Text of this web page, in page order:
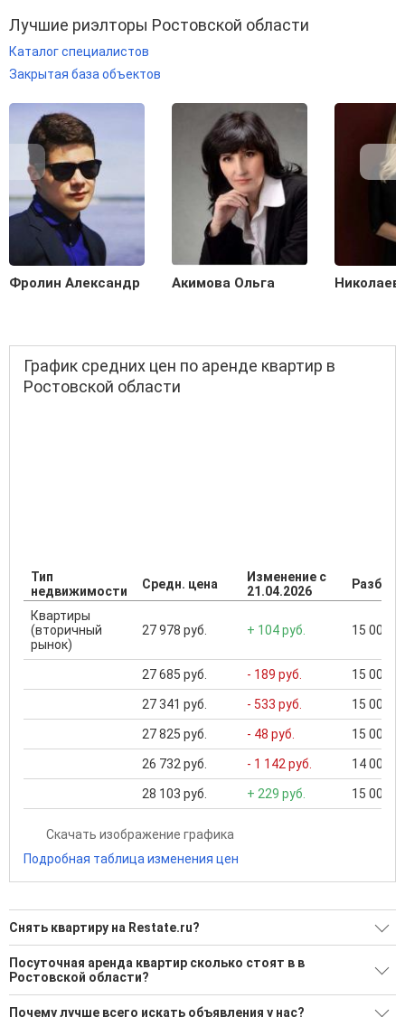
Лучшие риэлторы Ростовской области
Каталог специалистов
Закрытая база объектов
Фролин Александр Акимова Ольга
График средних цен по аренде квартир в
Ростовской области
Тип
недвижимости
Средн. цена
Изменение с
21.04.2026
Квартиры
(вторичный
рынок)
27 978 руб. + 104 руб. 15 000
27 685 руб. - 189 руб. 15 000
27 341 руб. - 533 руб. 15 000
27 825 руб. - 48 руб. 15 000
26 732 руб. - 1 142 руб. 14 000
28 103 руб. + 229 руб. 15 000
Скачать изображение графика
Подробная таблица изменения цен
Снять квартиру на Restate.ru?
1002 актуальных и проверенных объявления
Воспользуйтесь нашим поиском по новостройкам, для
Посуточная аренда квартир сколько стоят в в
Ростовской области?
Минимальная цена: 7 000 Р. Максимальная цена: 30 000 Р;
Почему лучше всего искать объявления у нас?